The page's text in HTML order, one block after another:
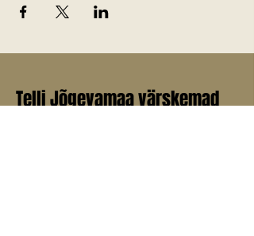
Telli Jõgevamaa värskemad